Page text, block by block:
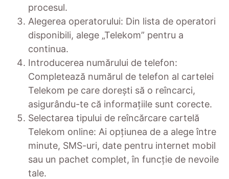
procesul.
Alegerea operatorului: Din lista de operatori
disponibili, alege „Telekom” pentru a
continua.
Introducerea numărului de telefon:
Completează numărul de telefon al cartelei
Telekom pe care dorești să o reîncarci,
asigurându-te că informațiile sunt corecte.
Selectarea tipului de reîncărcare cartelă
Telekom online: Ai opțiunea de a alege între
minute, SMS-uri, date pentru internet mobil
sau un pachet complet, în funcție de nevoile
tale.